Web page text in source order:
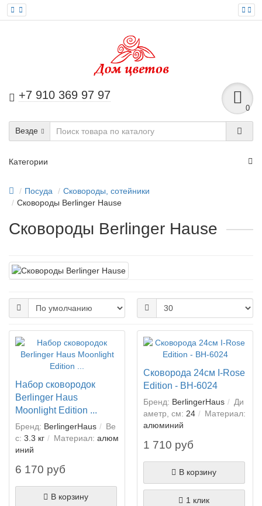
+7 910 369 97 97
0
Везде
Категории
Посуда
Сковороды, сотейники
Сковороды Berlinger Hause
Сковороды Berlinger Hause
Набор сковородок
Berlinger Haus
Moonlight Edition ...
Бренд: BerlingerHaus
Ве
с: 3.3 кг Материал: алюм
иний
6 170 руб
В корзину
Сковорода 24см I-Rose
Edition - BH-6024
Бренд: BerlingerHaus
Ди
аметр, см: 24
Материал:
алюминий
1 710 руб
В корзину
1 клик